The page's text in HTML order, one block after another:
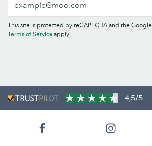
This site is protected by reCAPTCHA and the Google
Terms of Service apply.
4,5/5